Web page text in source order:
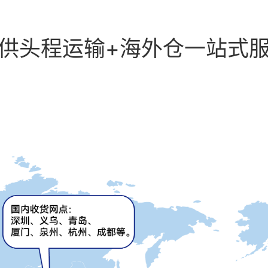
头程运输+海外仓一站式